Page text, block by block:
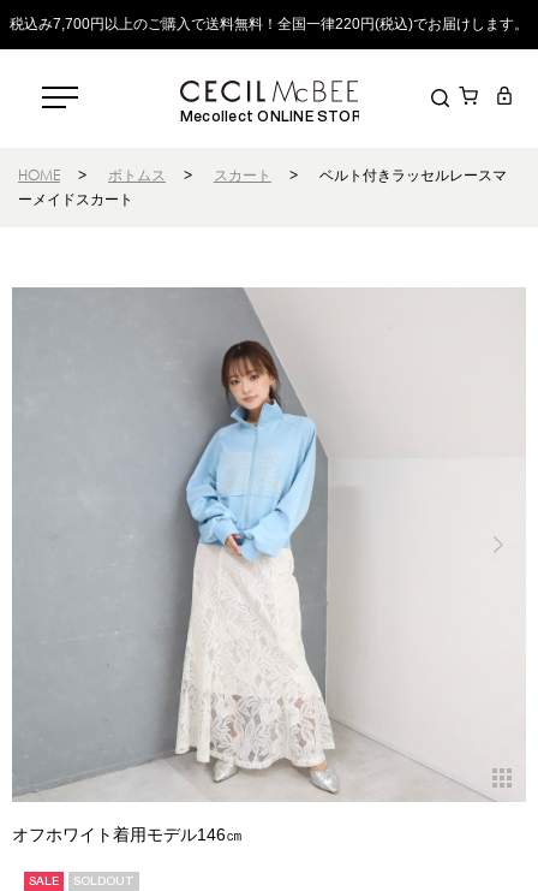
税込み7,700円以上のご購入で送料無料！全国一律220円(税込)でお届けします。
Mecollect ONLINE STORE
HOME > ボトムス > スカート >
ベルト付きラッセルレースマ
ーメイドスカート
オフホワイト着用モデル146㎝
SALE SOLDOUT